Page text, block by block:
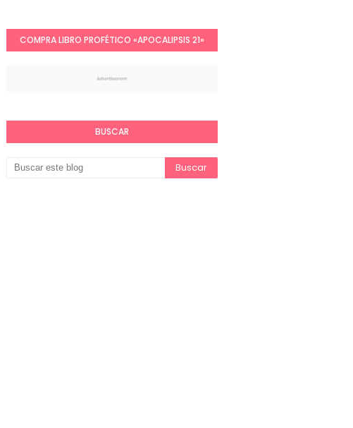
COMPRA LIBRO PROFÉTICO «APOCALIPSIS 21»
BUSCAR